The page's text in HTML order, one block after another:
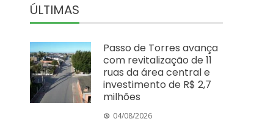
ÚLTIMAS
Passo de Torres avança
com revitalização de 11
ruas da área central e
investimento de R$ 2,7
milhões
04/08/2026